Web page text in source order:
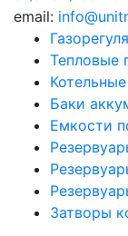
email:
Тепловые
Баки
Емкости
Затворы